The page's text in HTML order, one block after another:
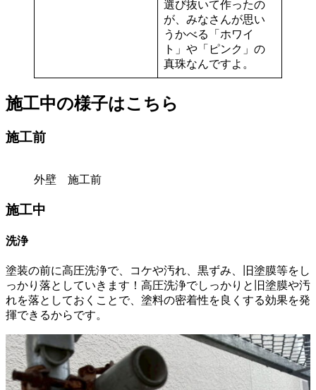
選び抜いて作ったの
が、みなさんが思い
うかべる「ホワイ
ト」や「ピンク」の
真珠なんですよ。
施工中の様子はこちら
施工前
外壁 施工前
施工中
洗浄
塗装の前に高圧洗浄で、コケや汚れ、黒ずみ、旧塗膜等をし
っかり落としていきます！高圧洗浄でしっかりと旧塗膜や汚
れを落としておくことで、塗料の密着性を良くする効果を発
揮できるからです。